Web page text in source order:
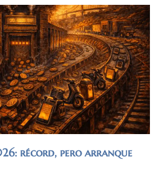
récord, pero arranque